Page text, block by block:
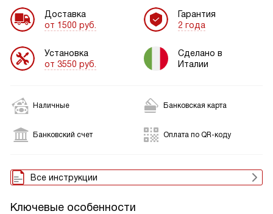
Доставка
от 1500 руб.
Установка
от 3550 руб.
Гарантия
2 года
Сделано в
Италии
Наличные Банковская карта
Банковский счет Оплата по QR-коду
Все инструкции
Ключевые особенности